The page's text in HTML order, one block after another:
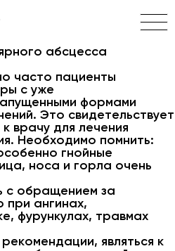
абсцесса
часто пациенты
с уже
формами
Это свидетельствует
врачу для лечения
Необходимо помнить:
гнойные
носа и горла очень
с обращением за
ангинах,
фурункулах, травмах
являться к